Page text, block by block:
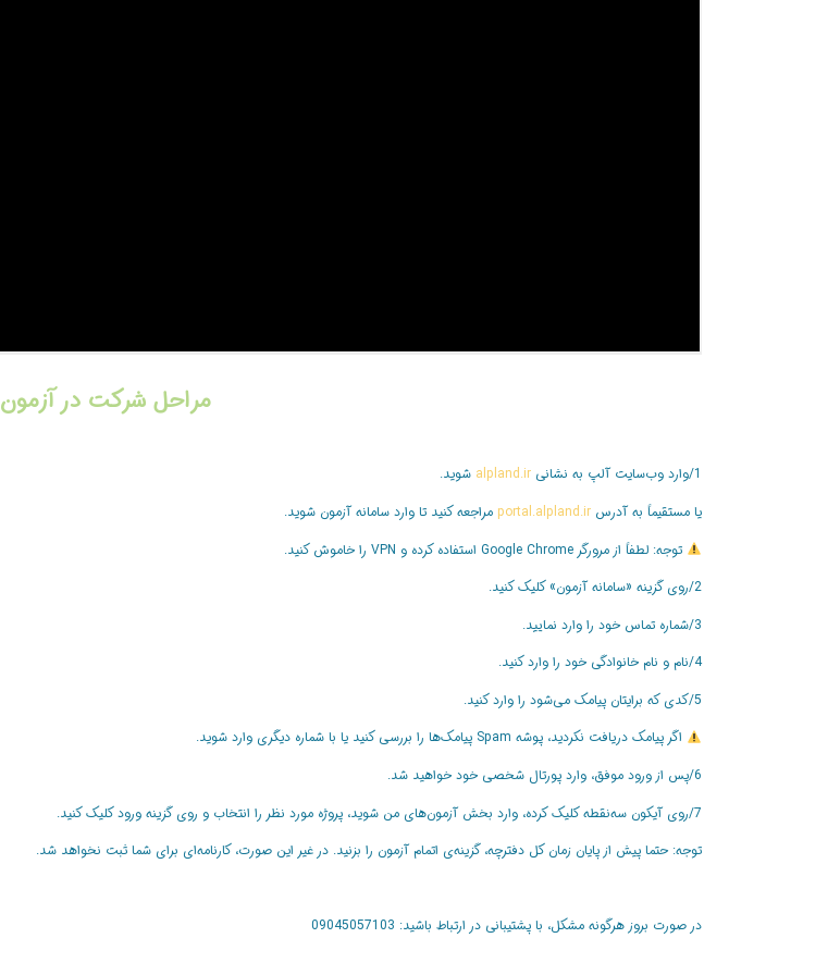
مراحل شرکت در آزمون
1/وارد وب‌سایت آلپ به نشانی alpland.ir شوید.
یا مستقیماً به آدرس portal.alpland.ir مراجعه کنید تا وارد سامانه آزمون شوید.
توجه: لطفاً از مرورگر Google Chrome استفاده کرده و VPN را خاموش کنید.
2/روی گزینه «سامانه آزمون» کلیک کنید.
3/شماره تماس خود را وارد نمایید.
4/نام و نام خانوادگی خود را وارد کنید.
5/کدی که برایتان پیامک می‌شود را وارد کنید.
اگر پیامک دریافت نکردید، پوشه Spam پیامک‌ها را بررسی کنید یا با شماره دیگری وارد شوید.
6/پس از ورود موفق، وارد پورتال شخصی خود خواهید شد.
7/روی آیکون سه‌نقطه کلیک کرده، وارد بخش آزمون‌های من شوید، پروژه مورد نظر را انتخاب و روی گزینه ورود کلیک کنید.
توجه: حتما پیش از پایان زمان کل دفترچه، گزینه‌ی اتمام آزمون را بزنید. در غیر این صورت، کارنامه‌ای برای شما ثبت نخواهد شد.
در صورت بروز هرگونه مشکل، با پشتیبانی در ارتباط باشید: 09045057103